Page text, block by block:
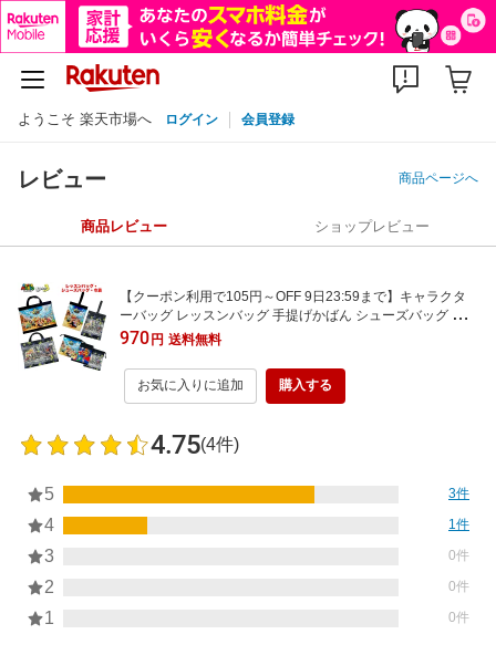
ようこそ 楽天市場へ ログイン 会員登録
レビュー 商品ページへ
商品レビュー ショップレビュー
【クーポン利用で105円～OFF 9日23:59まで】キャラクタ
ーバッグ レッスンバッグ 手提げかばん シューズバッグ シュ
ーズ袋 巾着 上履き 上靴 運動靴 体操服入れ キルト 習い事 塾
パーマリオ スプラトゥーン
970円 送料無料
お気に入りに追加 購入する
4.75(4件)
5 3件
4 1件
3 0件
2 0件
1 0件